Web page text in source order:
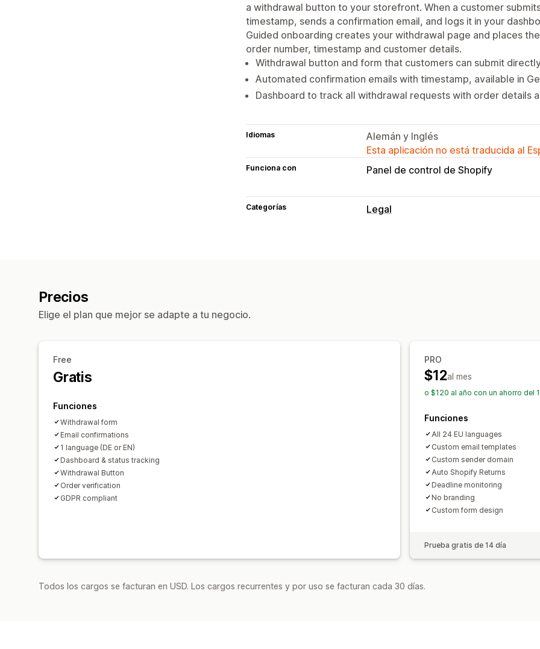
a withdrawal button to your storefront. When a customer
timestamp, sends a confirmation email, and logs it in your
Guided onboarding creates your withdrawal page and places
order number, timestamp and customer details.
Withdrawal button and form that customers can submit
Automated confirmation emails with timestamp, available in
Dashboard to track all withdrawal requests with order details
Idiomas
Alemán y Inglés
Esta aplicación no está traducida al
Funciona con Panel de control de Shopify
Categorías Legal
Texto personalizado
Precios
Elige el plan que mejor se adapte a tu negocio.
Free
Gratis
Funciones
Withdrawal form
Email confirmations
1 language (DE or EN)
Dashboard & status tracking
Withdrawal Button
Order verification
GDPR compliant
PRO
$12al mes
o $120 al año con un ahorro del
Funciones
All 24 EU languages
Custom email templates
Custom sender domain
Auto Shopify Returns
Deadline monitoring
No branding
Custom form design
Prueba gratis de 14 día
Todos los cargos se facturan en USD. Los cargos recurrentes y por uso se facturan cada 30 días.